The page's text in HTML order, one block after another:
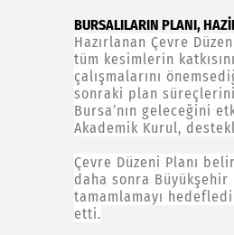
BURSALILARIN PLANI,
Hazırlanan Çevre
tüm kesimlerin
çalışmalarını
sonraki plan
Bursa’nın geleceğini
Akademik Kurul,
Çevre Düzeni Planı
daha sonra
tamamlamayı
etti.